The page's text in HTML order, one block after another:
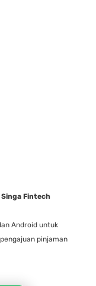
Fintech
Android untuk
pinjaman